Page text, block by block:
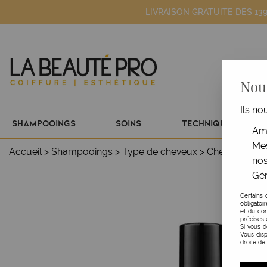
LIVRAISON GRATUITE DÈS
SHAMPOOINGS SOINS TECHNIQUE
Accueil > Shampooings > Type de cheveux > Cheveux
Ils
Certains
et du
précises
Si vous
Vous
droite de